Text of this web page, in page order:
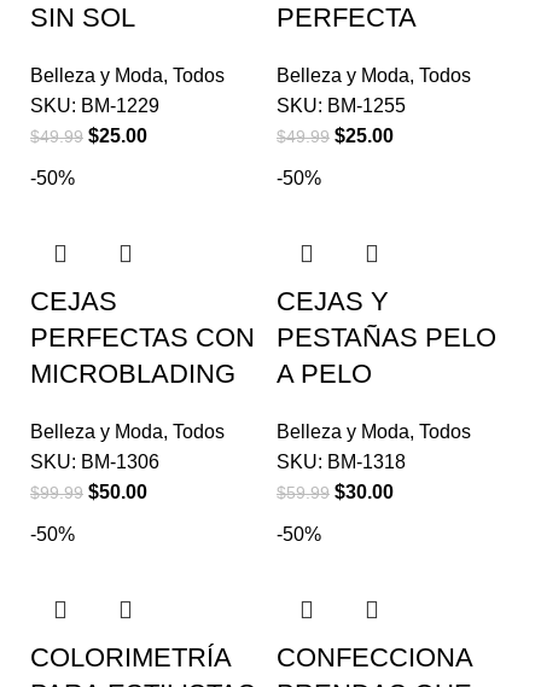
SIN SOL
Belleza y Moda, Todos
SKU: BM-1229
$49.99 $25.00
PERFECTA
Belleza y Moda, Todos
SKU: BM-1255
$49.99 $25.00
-50%
CEJAS
PERFECTAS CON
MICROBLADING
Belleza y Moda, Todos
SKU: BM-1306
$99.99 $50.00
-50%
CEJAS Y
PESTAÑAS PELO
A PELO
Belleza y Moda, Todos
SKU: BM-1318
$59.99 $30.00
-50%
COLORIMETRÍA
-50%
CONFECCIONA